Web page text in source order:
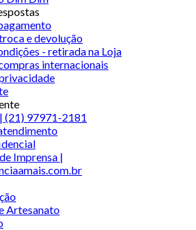
e devolução
- retirada na Loja
internacionais
(21) 97971-2181
Imprensa |
Artesanato